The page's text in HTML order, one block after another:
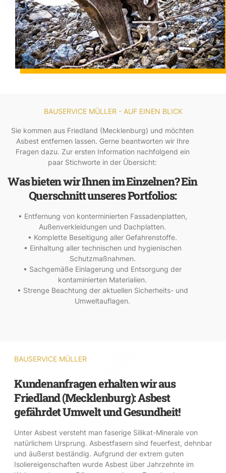
BAUSERVICE MÜLLER - AUF EINEN BLICK
Sie kommen aus Friedland (Mecklenburg) und möchten
Asbest entfernen lassen. Gerne beantworten wir Ihre
Fragen dazu. Zur ersten Information nachfolgend ein
paar Stichworte in der Übersicht:
Was bieten wir Ihnen im Einzelnen? Ein
Querschnitt unseres Portfolios:
• Entfernung von konterminierten Fassadenplatten,
Außenverkleidungen und Dachplatten.
• Komplette Beseitigung aller Gefahrenstoffe.
• Einhaltung aller technischen und hygienischen
Schutzmaßnahmen.
• Sachgemäße Einlagerung und Entsorgung der
kontaminierten Materialien.
• Strenge Beachtung der aktuellen Sicherheits- und
Umweltauflagen.
BAUSERVICE MÜLLER
Kundenanfragen erhalten wir aus
Friedland (Mecklenburg): Asbest
gefährdet Umwelt und Gesundheit!
Unter Asbest versteht man faserige Silikat-Minerale von
natürlichem Ursprung. Asbestfasern sind feuerfest, dehnbar
und äußerst beständig. Aufgrund der extrem guten
Isoliereigenschaften wurde Asbest über Jahrzehnte im